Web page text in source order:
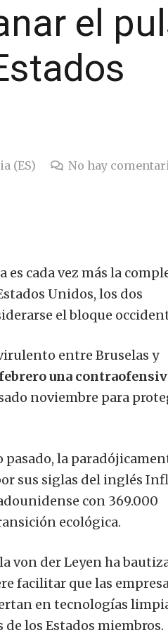
el
(ES) No hay
es cada vez más la
Unidos, los dos
el bloque
entre Bruselas y
una
noviembre para
pasado, la
sus siglas del inglés
con 369.000
ecológica.
von der Leyen ha
facilitar que las
en tecnologías
los Estados miembros.